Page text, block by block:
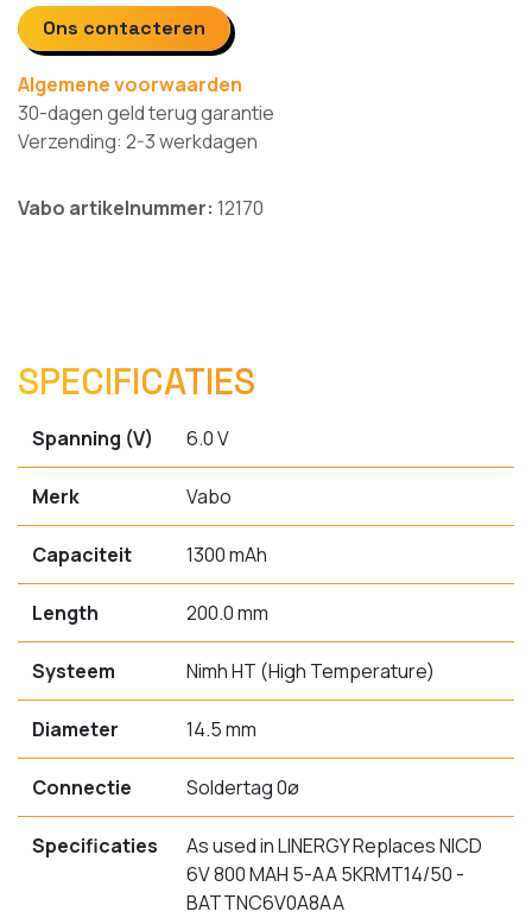
Ons contacteren
Algemene voorwaarden
30-dagen geld terug garantie
Verzending: 2-3 werkdagen
Vabo artikelnummer: 12170
SPECIFICATIES
Spanning (V) 6.0 V
Merk Vabo
Capaciteit 1300 mAh
Length 200.0 mm
Systeem Nimh HT (High Temperature)
Diameter 14.5 mm
Connectie Soldertag 0ø
Specificaties
As used in LINERGY Replaces NICD
6V 800 MAH 5-AA 5KRMT14/50 -
BATTNC6V0A8AA